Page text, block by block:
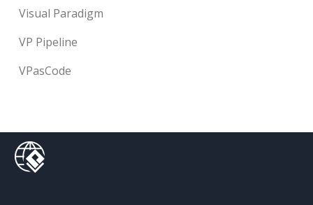
Visual Paradigm
VP Pipeline
VPasCode